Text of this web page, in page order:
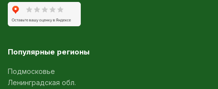
Популярные регионы
Подмосковье
Ленинградская обл.